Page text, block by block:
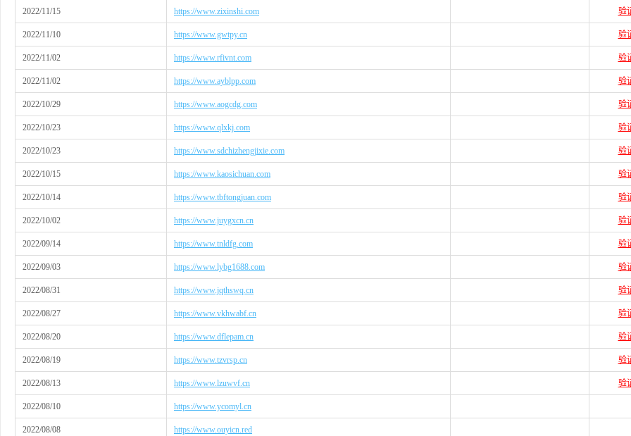
2022/11/15 https://www.zixinshi.com 验
2022/11/10 https://www.gwtpy.cn 验
2022/11/02 https://www.rfivnt.com 验
2022/11/02 https://www.ayblpp.com 验
2022/10/29 https://www.aogcdg.com 验
2022/10/23 https://www.qlxkj.com 验
2022/10/23 https://www.sdchizhengjixie.com 验
2022/10/15 https://www.kaosichuan.com 验
2022/10/14 https://www.tbftongjuan.com 验
2022/10/02 https://www.juygxcn.cn 验
2022/09/14 https://www.tnldfg.com 验
2022/09/03 https://www.lybg1688.com 验
2022/08/31 https://www.jqthswq.cn 验
2022/08/27 https://www.vkhwabf.cn 验
2022/08/20 https://www.dflepam.cn 验
2022/08/19 https://www.tzvrsp.cn 验
2022/08/13 https://www.lzuwvf.cn 验
2022/08/10 https://www.ycomyl.cn
2022/08/08 https://www.ouyicn.red